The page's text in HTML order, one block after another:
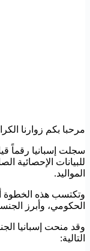
مرحبا بكم زوارنا
المواليد.
وتكتسب هذه الخطوة
الحكومي، وأبرز
التالية: